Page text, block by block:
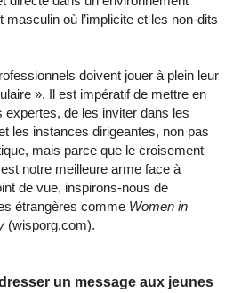
où l’implicite et les non-dits
doivent jouer à plein leur
». Il est impératif de mettre en
expertes, de les inviter dans les
les instances dirigeantes, non pas
mais parce que le croisement
notre meilleure arme face à
de vue, inspirons-nous de
étrangères comme Women in
(wisporg.com).
un message aux jeunes